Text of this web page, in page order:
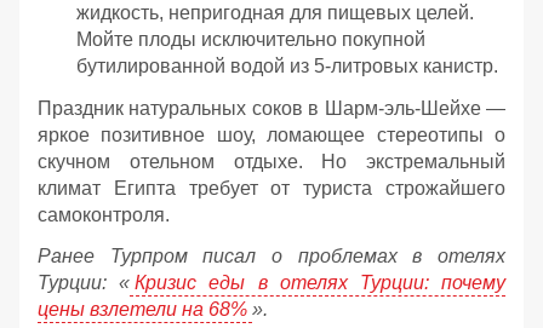
жидкость, непригодная для пищевых целей.
Мойте плоды исключительно покупной
бутилированной водой из 5-литровых канистр.
Праздник натуральных соков в Шарм-эль-Шейхе —
яркое позитивное шоу, ломающее стереотипы о
скучном отельном отдыхе. Но экстремальный
климат Египта требует от туриста строжайшего
самоконтроля.
Ранее Турпром писал о проблемах в отелях
Турции: « Кризис еды в отелях Турции: почему
цены взлетели на 68% ».